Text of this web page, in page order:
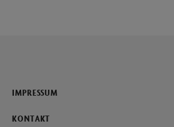
IMPRESSUM
KONTAKT